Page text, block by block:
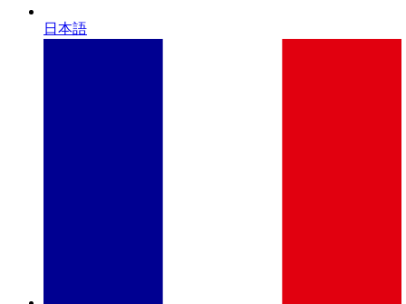
日本語